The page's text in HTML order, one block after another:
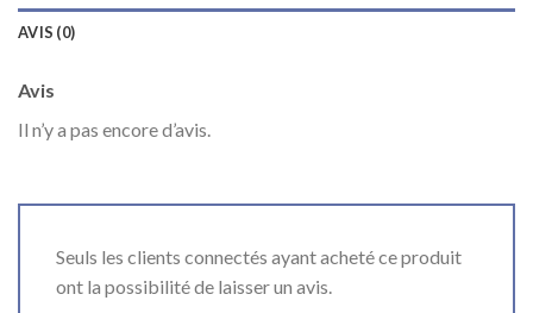
AVIS (0)
Avis
Il n’y a pas encore d’avis.
Seuls les clients connectés ayant acheté ce produit
ont la possibilité de laisser un avis.